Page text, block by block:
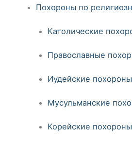
Похороны по
Католические
Православные
Иудейские похороны
Мусульманские
Корейские похороны